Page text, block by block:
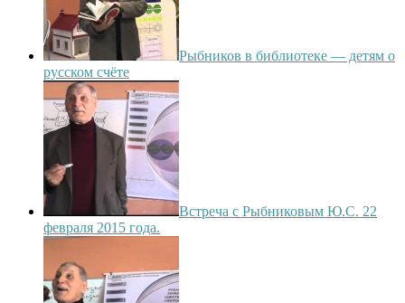
Рыбников в библиотеке — детям о
русском счёте
Встреча с Рыбниковым Ю.С. 22
февраля 2015 года.